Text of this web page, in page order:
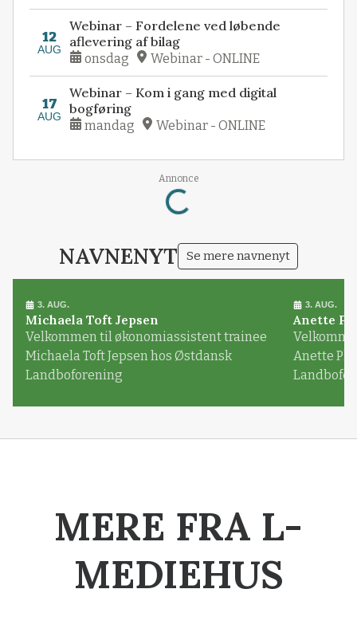
12
AUG
Webinar – Fordelene ved løbende
aflevering af bilag
onsdag Webinar - ONLINE
17
AUG
Webinar – Kom i gang med digital
bogføring
mandag Webinar - ONLINE
Annonce
Loading...
NAVNENYT Se mere navnenyt
3. AUG.
Michaela Toft Jepsen
Velkommen til økonomiassistent trainee
Michaela Toft Jepsen hos Østdansk
Landboforening
3. AUG.
Anette
Anette
MERE FRA L-
MEDIEHUS